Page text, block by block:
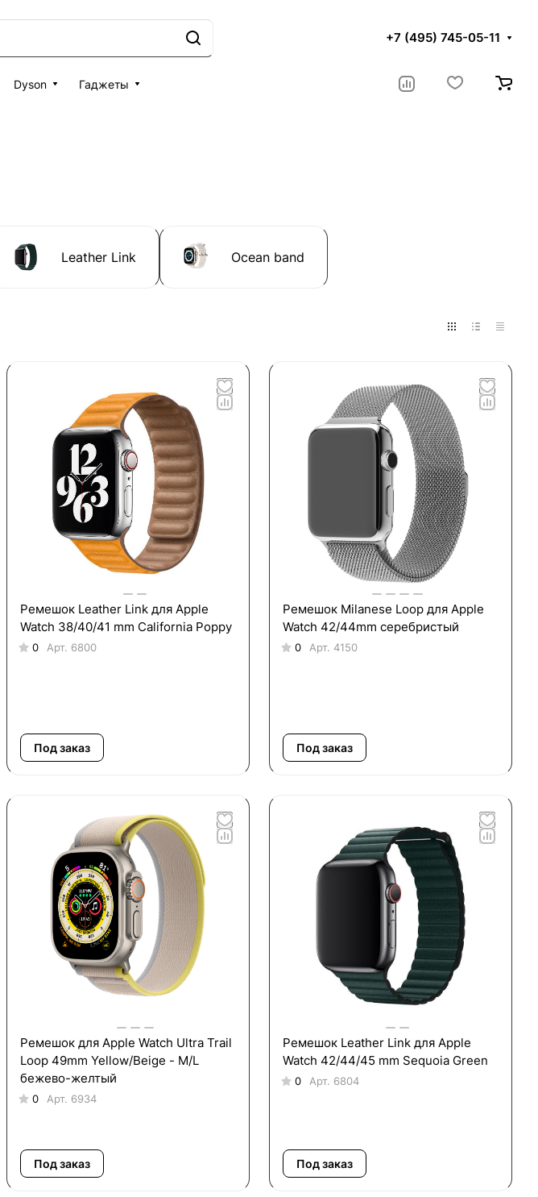
+7 (495) 745-05-11
Dyson Гаджеты
Leather Link Ocean band
Ремешок Leather Link для Apple
Watch 38/40/41 mm California Poppy
0 Арт. 6800
Под заказ
Ремешок Milanese Loop для Apple
Watch 42/44mm серебристый
0 Арт. 4150
Под заказ
Ремешок для Apple Watch Ultra Trail
Loop 49mm Yellow/Beige - M/L
бежево-желтый
0 Арт. 6934
Под заказ
Ремешок Leather Link для Apple
Watch 42/44/45 mm Sequoia Green
0 Арт. 6804
Под заказ